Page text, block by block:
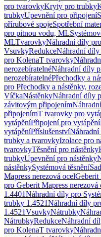
pro tvarovkyKryty pro trubky
trubkyUpevnění pro připojení
přírubové spojeSpotřební
pro pitnou vodu, ML
MLTvarovkyNáhradní díly
VsuvkyRedukceNáhradní díly
pro KolenaT tvarovky
nerozebíratelnéNáhradní díly
nerozebíratelnéPřechodky a
pro Přechodky a nástěnky,
VíčkaNástěnkyNáhradní díly
závitovým připojením
připojenímT tvarovky pro
vytápěníPřipojení pro vytápění
vytápěníPříslušenstvíNáhradní
trubky a tvarovkyIzolace pro
tvarovkyTěsnění pro nástěnky
trubkyUpevnění pro nástěnky
nástěnkySystémová těsnění
Mapress nerezová ocelGeberit
pro Geberit Mapress nerezová
1.4401Náhradní díly pro
trubky 1.4521Náhradní díly
1.4521VsuvkyNátrubky
NátrubkyRedukceNáhradní
pro KolenaT tvarovky